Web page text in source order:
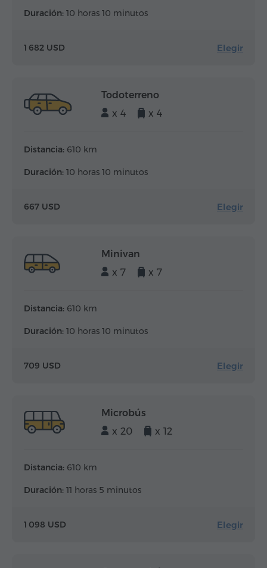
Duración: 10 horas 10 minutos
1 682 USD Elegir
Todoterreno
x 4
x 4
Distancia: 610 km
Duración: 10 horas 10 minutos
667 USD Elegir
Minivan
x 7
x 7
Distancia: 610 km
Duración: 10 horas 10 minutos
709 USD Elegir
Microbús
x 20
x 12
Distancia: 610 km
Duración: 11 horas 5 minutos
1 098 USD Elegir